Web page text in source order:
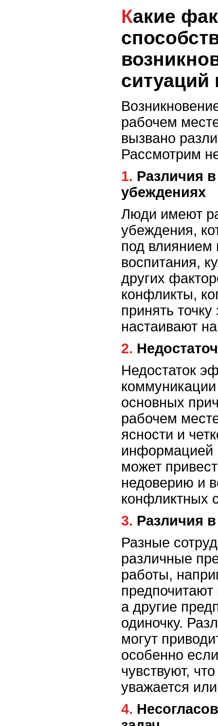
Какие факторы
ситуаций
рабочем
вызвано
Рассмотрим
1. Различия в ценностях и
убеждениях
Люди имеют
убеждения,
под влиянием
воспитания,
других
конфликты,
принять
настаивают
2.
Недостаток
основных
рабочем
ясности и
информацией
может
недоверию и
конфликтных
3.
Разные
различные
работы,
а другие
одиночку.
могут
особенно
чувствуют,
уважается
4. Несогласованность целей и